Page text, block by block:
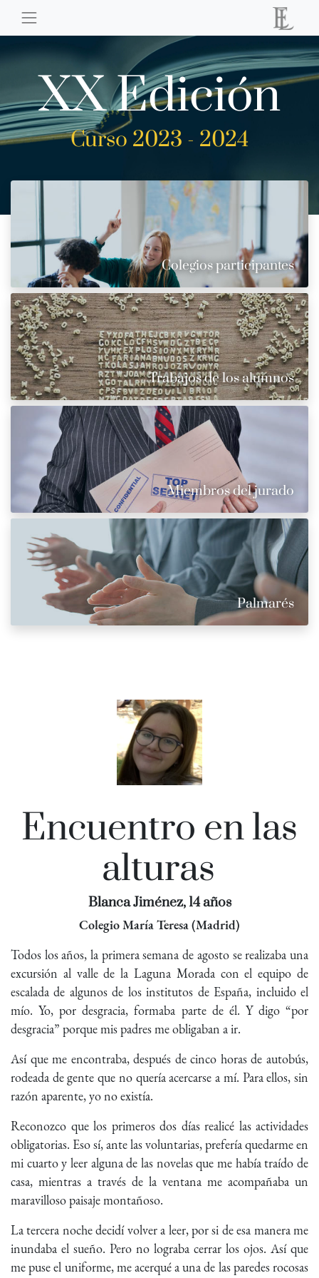
XX Edición
Curso 2023 - 2024
Colegios participantes
Trabajos de los alumnos
Miembros del jurado
Palmarés
Encuentro en las
alturas
Blanca Jiménez, 14 años
Colegio María Teresa (Madrid)
Todos los años, la primera semana de agosto se realizaba una
excursión al valle de la Laguna Morada con el equipo de
escalada de algunos de los institutos de España, incluido el
mío. Yo, por desgracia, formaba parte de él. Y digo “por
desgracia” porque mis padres me obligaban a ir.
Así que me encontraba, después de cinco horas de autobús,
rodeada de gente que no quería acercarse a mí. Para ellos, sin
razón aparente, yo no existía.
Reconozco que los primeros dos días realicé las actividades
obligatorias. Eso sí, ante las voluntarias, prefería quedarme en
mi cuarto y leer alguna de las novelas que me había traído de
casa, mientras a través de la ventana me acompañaba un
maravilloso paisaje montañoso.
La tercera noche decidí volver a leer, por si de esa manera me
inundaba el sueño. Pero no lograba cerrar los ojos. Así que
me puse el uniforme, me acerqué a una de las paredes rocosas